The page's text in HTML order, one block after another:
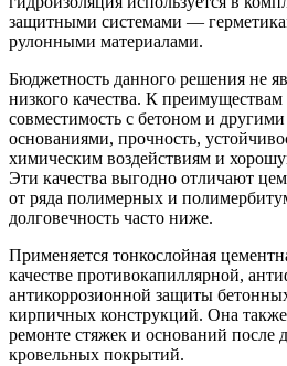
защитными системами —
рулонными материалами.
Бюджетность данного решения не
низкого качества. К
совместимость с бетоном и
основаниями, прочность,
химическим воздействиям и
Эти качества выгодно отличают
от ряда полимерных и
долговечность часто ниже.
Применяется тонкослойная
качестве противокапиллярной,
антикоррозионной защиты
кирпичных конструкций. Она также
ремонте стяжек и оснований после
кровельных покрытий.